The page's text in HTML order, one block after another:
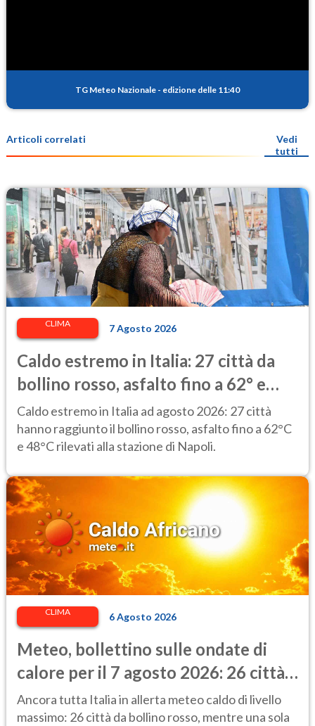
TG Meteo Nazionale - edizione delle 11:40
Articoli correlati
Vedi
tutti
CLIMA 7 Agosto 2026
Caldo estremo in Italia: 27 città da
bollino rosso, asfalto fino a 62° e
punte di 48° alla stazione di Napoli
Caldo estremo in Italia ad agosto 2026: 27 città
hanno raggiunto il bollino rosso, asfalto fino a 62°C
e 48°C rilevati alla stazione di Napoli.
CLIMA 6 Agosto 2026
Meteo, bollettino sulle ondate di
calore per il 7 agosto 2026: 26 città
da bollino rosso in Italia
Ancora tutta Italia in allerta meteo caldo di livello
massimo: 26 città da bollino rosso, mentre una sola